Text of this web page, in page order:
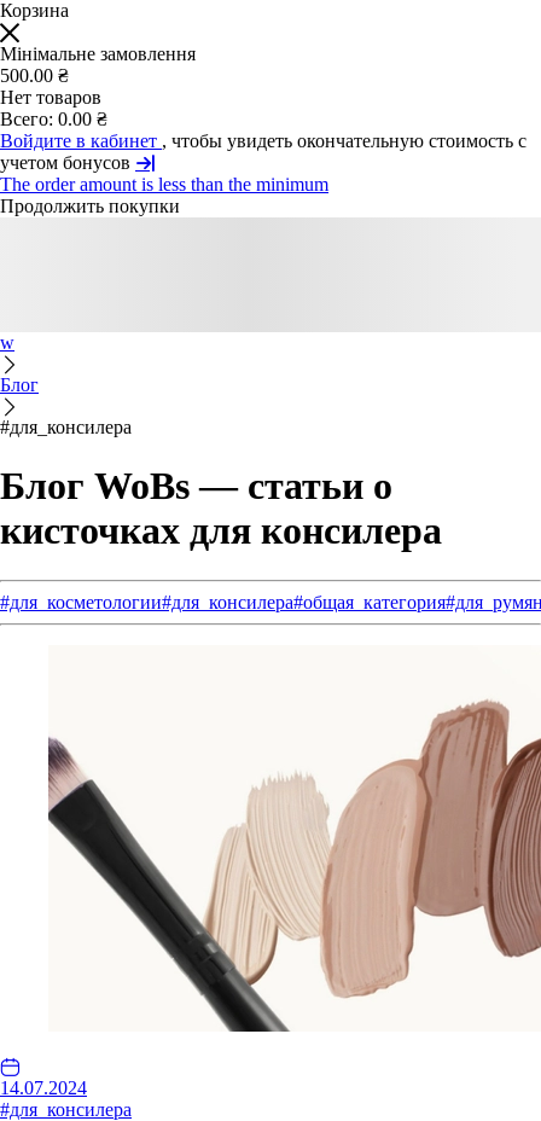
Корзина
Мінімальне замовлення
500.00 ₴
Нет товаров
Всего: 0.00 ₴
Войдите в кабинет , чтобы увидеть окончательную стоимость с
учетом бонусов
The order amount is less than the minimum
Продолжить покупки
w
Блог
#для_консилера
Блог WoBs — статьи о
кисточках для консилера
#для_косметологии#для_консилера#общая_категория
14.07.2024
#для_консилера